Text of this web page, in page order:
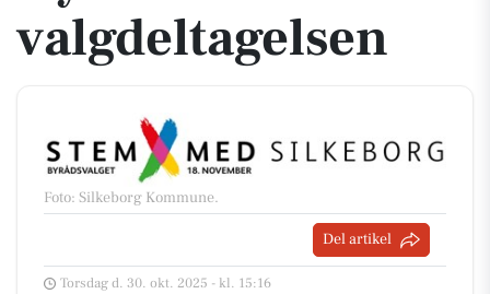
valgdeltagelsen
Foto: Silkeborg Kommune.
Del artikel
Torsdag d. 30. okt. 2025 - kl. 15:16